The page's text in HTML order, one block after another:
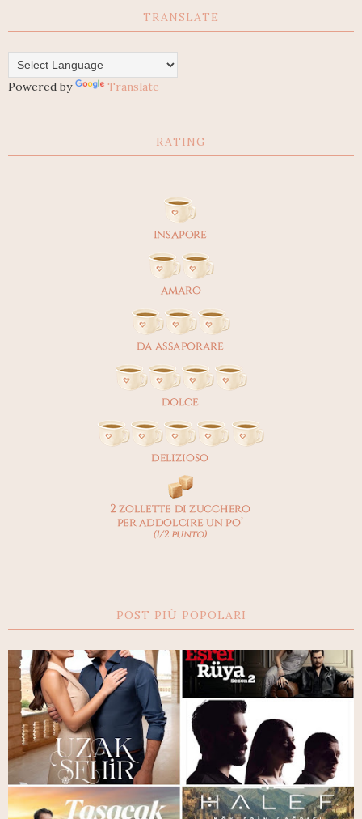
TRANSLATE
Powered by Translate
RATING
POST PIÙ POPOLARI